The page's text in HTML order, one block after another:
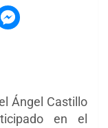
Ángel Castillo
en el